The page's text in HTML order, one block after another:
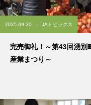
2025.09.30 JAトピックス
完売御礼！～第43回湧別
産業まつり～